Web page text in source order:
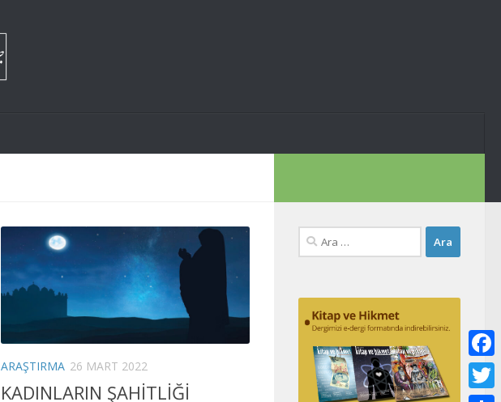
ARAŞTIRMA 26 MART 2022
KADINLARIN ŞAHİTLİĞİ
Arama: